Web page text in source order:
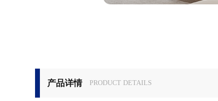
产品详情 PRODUCT DETAILS